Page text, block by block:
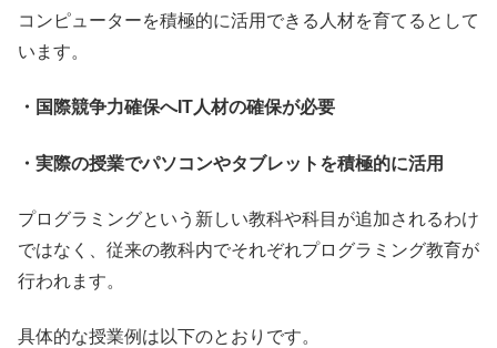
コンピューターを積極的に活用できる人材を育てるとして
います。
・国際競争力確保へIT人材の確保が必要
・実際の授業でパソコンやタブレットを積極的に活用
プログラミングという新しい教科や科目が追加されるわけ
ではなく、従来の教科内でそれぞれプログラミング教育が
行われます。
具体的な授業例は以下のとおりです。